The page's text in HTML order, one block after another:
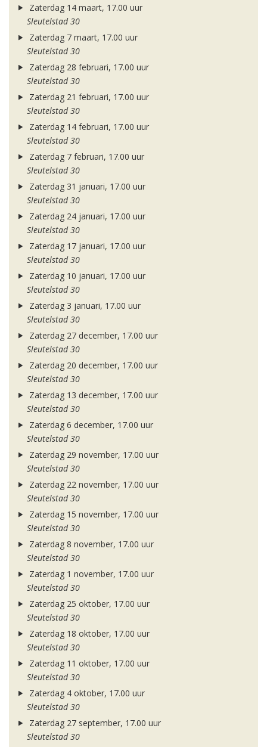
Zaterdag 14 maart, 17.00 uur
Sleutelstad 30
Zaterdag 7 maart, 17.00 uur
Sleutelstad 30
Zaterdag 28 februari, 17.00 uur
Sleutelstad 30
Zaterdag 21 februari, 17.00 uur
Sleutelstad 30
Zaterdag 14 februari, 17.00 uur
Sleutelstad 30
Zaterdag 7 februari, 17.00 uur
Sleutelstad 30
Zaterdag 31 januari, 17.00 uur
Sleutelstad 30
Zaterdag 24 januari, 17.00 uur
Sleutelstad 30
Zaterdag 17 januari, 17.00 uur
Sleutelstad 30
Zaterdag 10 januari, 17.00 uur
Sleutelstad 30
Zaterdag 3 januari, 17.00 uur
Sleutelstad 30
Zaterdag 27 december, 17.00 uur
Sleutelstad 30
Zaterdag 20 december, 17.00 uur
Sleutelstad 30
Zaterdag 13 december, 17.00 uur
Sleutelstad 30
Zaterdag 6 december, 17.00 uur
Sleutelstad 30
Zaterdag 29 november, 17.00 uur
Sleutelstad 30
Zaterdag 22 november, 17.00 uur
Sleutelstad 30
Zaterdag 15 november, 17.00 uur
Sleutelstad 30
Zaterdag 8 november, 17.00 uur
Sleutelstad 30
Zaterdag 1 november, 17.00 uur
Sleutelstad 30
Zaterdag 25 oktober, 17.00 uur
Sleutelstad 30
Zaterdag 18 oktober, 17.00 uur
Sleutelstad 30
Zaterdag 11 oktober, 17.00 uur
Sleutelstad 30
Zaterdag 4 oktober, 17.00 uur
Sleutelstad 30
Zaterdag 27 september, 17.00 uur
Sleutelstad 30